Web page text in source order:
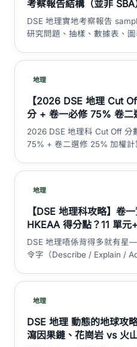
考察報告結構（並非 SBA
DSE 地理實地考察報告
研究問題、抽樣、數據表、
SBA 科目。
地理
【2026 DSE 地理 Cut
分 + 卷一必修 75% 卷
5** 至 L1 考生比例對照
解｜DSE 神器
2026 DSE 地理科 Cut Off 分
75% + 卷二選修 25% 加權計
圍、地理科冇 SBA 真相、
地理
【DSE 地理科攻略】卷
HKEAA 得分點？11 單元
DSE 地理唔係背得多就有
令字（Describe / Explain /
修單元、資料題四步答題框
地理
DSE 地理 動態的地球攻
瀉因果鏈、花崗岩 vs 火